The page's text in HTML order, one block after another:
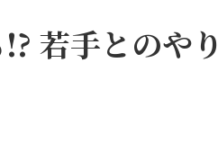
若手とのやり